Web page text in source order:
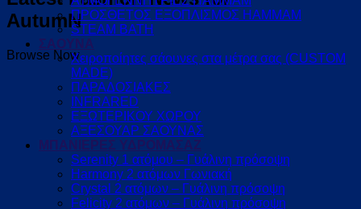
AutumN
Browse Now
ΠΡΟΣΘΕΤΟΣ ΕΞΟΠΛΙΣΜΟΣ HAMMAM
STEAM BATH
ΣΑΟΥΝΑ
Χειροποίητες σάουνες στα μέτρα σας (CUSTOM
MADE)
ΠΑΡΑΔΟΣΙΑΚΕΣ
INFRARED
ΕΞΩΤΕΡΙΚΟΥ ΧΩΡΟΥ
ΑΞΕΣΟΥΑΡ ΣΑΟΥΝΑΣ
ΜΠΑΝΙΕΡΕΣ ΥΔΡΟΜΑΣΑΖ
Serenity 1 ατόμου – Γυάλινη πρόσοψη
Harmony 2 ατόμων Γωνιακή
Crystal 2 ατόμων – Γυάλινη πρόσοψη
Felicity 2 ατόμων – Γυάλινη πρόσοψη